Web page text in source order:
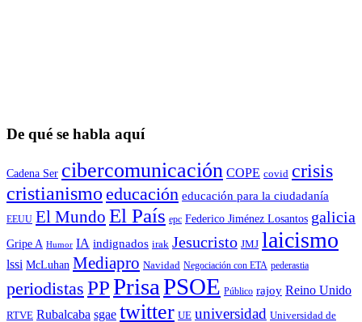
De qué se habla aquí
Cadena Ser cibercomunicación COPE covid crisis
cristianismo educación educación para la ciudadaní­a
EEUU El Mundo El País epc Federico Jiménez Losantos galicia
Gripe A Humor IA indignados irak Jesucristo JMJ laicismo
lssi McLuhan Mediapro Navidad Negociación con ETA pederastia
periodistas PPPrisaPSOE Público rajoy Reino Unido
RTVE Rubalcaba sgae twitter UE universidad Universidad de